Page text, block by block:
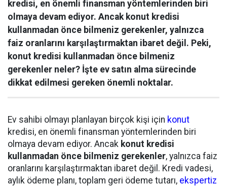
kredisi, en önemli finansman yöntemlerinden biri
olmaya devam ediyor. Ancak konut kredisi
kullanmadan önce bilmeniz gerekenler, yalnızca
faiz oranlarını karşılaştırmaktan ibaret değil. Peki,
konut kredisi kullanmadan önce bilmeniz
gerekenler neler? İşte ev satın alma sürecinde
dikkat edilmesi gereken önemli noktalar.
Ev sahibi olmayı planlayan birçok kişi için konut
kredisi, en önemli finansman yöntemlerinden biri
olmaya devam ediyor. Ancak konut kredisi
kullanmadan önce bilmeniz gerekenler, yalnızca faiz
oranlarını karşılaştırmaktan ibaret değil. Kredi vadesi,
aylık ödeme planı, toplam geri ödeme tutarı, ekspertiz